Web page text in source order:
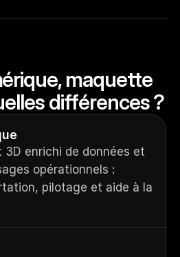
maquette
différences ?
3D enrichi de données et
opérationnels :
pilotage et aide à la